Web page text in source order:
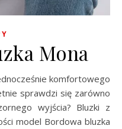
Mona
sprawdzi się zarówno
wyjścia? Bluzki z
model Bordowa bluzka